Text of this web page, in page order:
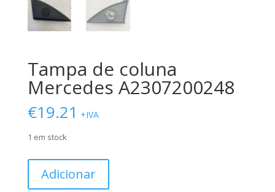
Tampa de coluna
Mercedes A2307200248
€19.21 +IVA
1 em stock
Adicionar